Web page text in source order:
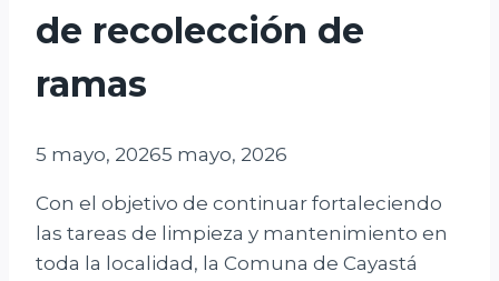
de recolección de
ramas
5 mayo, 20265 mayo, 2026
Con el objetivo de continuar fortaleciendo
las tareas de limpieza y mantenimiento en
toda la localidad, la Comuna de Cayastá